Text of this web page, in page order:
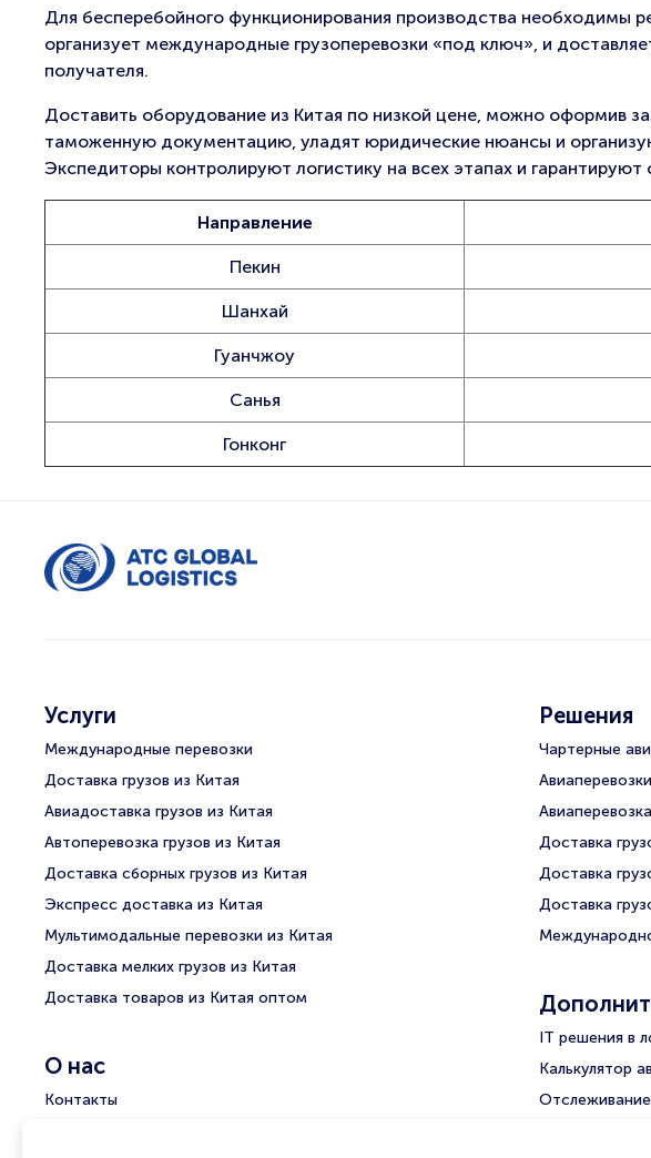
Для бесперебойного функционирования производства необходимы
организует международные грузоперевозки «под ключ», и
получателя.
Доставить оборудование из Китая по низкой цене, можно оформив
таможенную документацию, уладят юридические нюансы и
Экспедиторы контролируют логистику на всех этапах и гарантируют
Направление
Пекин
Шанхай
Гуанчжоу
Санья
Гонконг
Услуги
Международные перевозки
Доставка грузов из Китая
Авиадоставка грузов из Китая
Автоперевозка грузов из Китая
Доставка сборных грузов из Китая
Экспресс доставка из Китая
Мультимодальные перевозки из Китая
Доставка мелких грузов из Китая
Доставка товаров из Китая оптом
О нас
Контакты
Решения
Чартерные
Доставка
Доставка
Доставка
IT решения в
Калькулятор
Отслеживание